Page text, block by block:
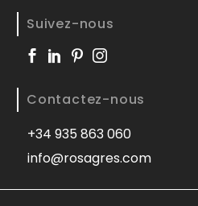
Suivez-nous
Contactez-nous
+34 935 863 060
info@rosagres.com